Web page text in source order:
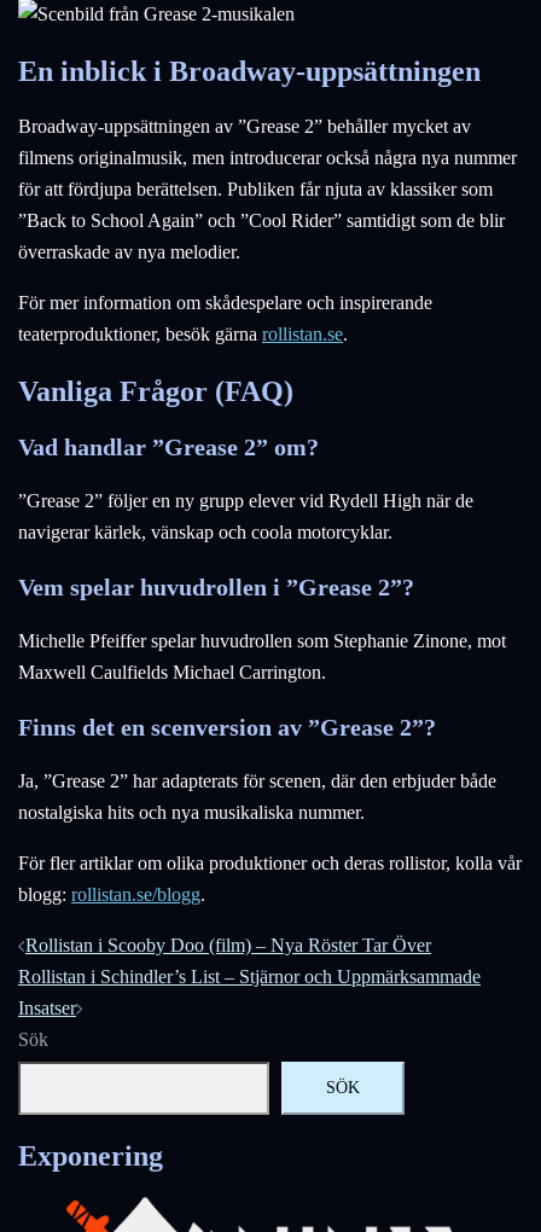
En inblick i Broadway-uppsättningen
Broadway-uppsättningen av ”Grease 2” behåller mycket av
filmens originalmusik, men introducerar också några nya nummer
för att fördjupa berättelsen. Publiken får njuta av klassiker som
”Back to School Again” och ”Cool Rider” samtidigt som de blir
överraskade av nya melodier.
För mer information om skådespelare och inspirerande
teaterproduktioner, besök gärna rollistan.se.
Vanliga Frågor (FAQ)
Vad handlar ”Grease 2” om?
”Grease 2” följer en ny grupp elever vid Rydell High när de
navigerar kärlek, vänskap och coola motorcyklar.
Vem spelar huvudrollen i ”Grease 2”?
Michelle Pfeiffer spelar huvudrollen som Stephanie Zinone, mot
Maxwell Caulfields Michael Carrington.
Finns det en scenversion av ”Grease 2”?
Ja, ”Grease 2” har adapterats för scenen, där den erbjuder både
nostalgiska hits och nya musikaliska nummer.
För fler artiklar om olika produktioner och deras rollistor, kolla vår
blogg: rollistan.se/blogg.
Inläggsnavigering
Rollistan i Scooby Doo (film) – Nya Röster Tar Över
Rollistan i Schindler’s List – Stjärnor och Uppmärksammade
Insatser
Sök
SÖK
Exponering